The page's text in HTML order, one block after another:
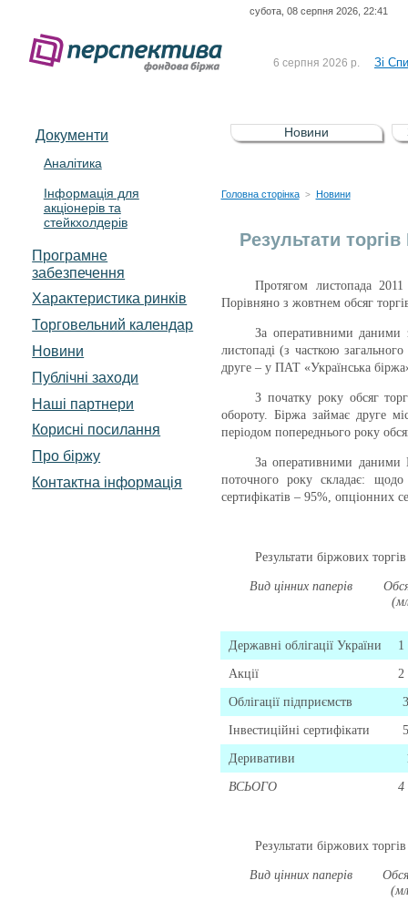
субота, 08 серпня 2026, 22:41
6 серпня 2026 р. Зі
5 серпня 2026 р.
Зі
UA4000232607)
4 серпня 2026 р.
Документи
Аналітика
Інформація для
акціонерів та
стейкхолдерів
Програмне
забезпечення
Характеристика pинків
Торговельний календар
Новини
Публічні заходи
Наші партнери
Корисні посилання
Про біржу
Контактна інформація
Новини
Головна сторінка > Новини
Результати
Протягом листопада
Порівняно з жовтнем обсяг
За оперативними даними
листопаді (з часткою
друге – у ПАТ «Українська
З початку року обсяг
обороту. Біржа займає друге
періодом попереднього року
За оперативними даними
поточного року складає:
сертифікатів – 95%, опціонних
Результати біржових
Вид цінних паперів
Державні облігації України 1
Акції 2
Облігації підприємств
Інвестиційні сертифікати
Деривативи
ВСЬОГО 4
Результати біржових
Вид цінних паперів